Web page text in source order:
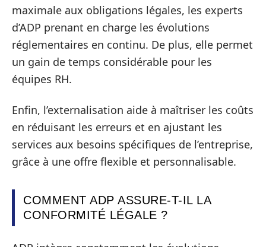
maximale aux obligations légales, les experts
d’ADP prenant en charge les évolutions
réglementaires en continu. De plus, elle permet
un gain de temps considérable pour les
équipes RH.
Enfin, l’externalisation aide à maîtriser les coûts
en réduisant les erreurs et en ajustant les
services aux besoins spécifiques de l’entreprise,
grâce à une offre flexible et personnalisable.
COMMENT ADP ASSURE-T-IL LA
CONFORMITÉ LÉGALE ?